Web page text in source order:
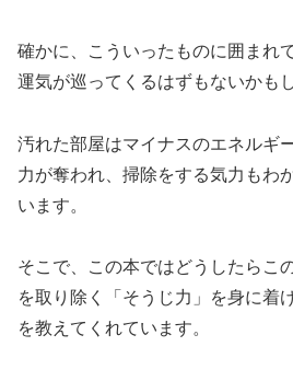
確かに、こういったものに囲まれ
運気が巡ってくるはずもないかも
汚れた部屋はマイナスのエネルギ
力が奪われ、掃除をする気力もわ
います。
そこで、この本ではどうしたらこ
を取り除く「そうじ力」を身に着
を教えてくれています。